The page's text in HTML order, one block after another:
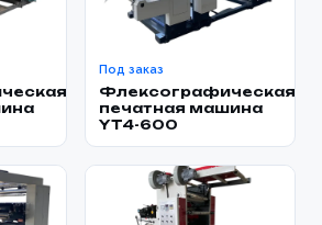
Под заказ
Флексографическая
печатная машина
YT4-600